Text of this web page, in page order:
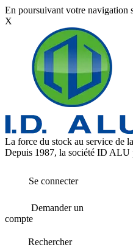
En poursuivant votre navigation
X
La force du stock au service de
Depuis 1987, la société ID ALU
Se connecter
Demander un
compte
Rechercher